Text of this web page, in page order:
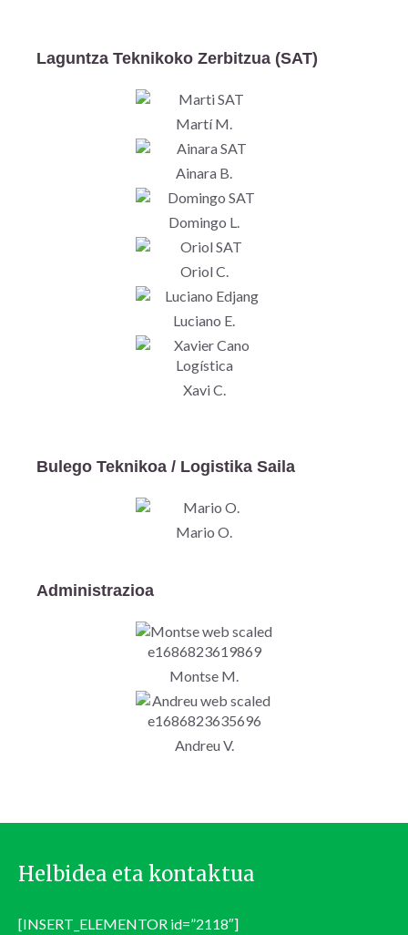
Laguntza Teknikoko Zerbitzua (SAT)
Martí M.
Ainara B.
Domingo L.
Oriol C.
Luciano E.
Xavi C.
Bulego Teknikoa / Logistika Saila
Mario O.
Administrazioa
Montse M.
Andreu V.
Helbidea eta kontaktua
[INSERT_ELEMENTOR id=”2118″]